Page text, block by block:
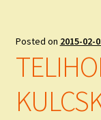
Posted on 2015-02-